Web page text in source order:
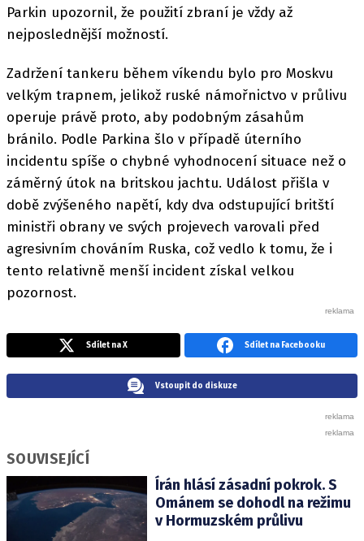
Parkin upozornil, že použití zbraní je vždy až
nejposlednější možností.
Zadržení tankeru během víkendu bylo pro Moskvu
velkým trapnem, jelikož ruské námořnictvo v průlivu
operuje právě proto, aby podobným zásahům
bránilo. Podle Parkina šlo v případě úterního
incidentu spíše o chybné vyhodnocení situace než o
záměrný útok na britskou jachtu. Událost přišla v
době zvýšeného napětí, kdy dva odstupující britští
ministři obrany ve svých projevech varovali před
agresivním chováním Ruska, což vedlo k tomu, že i
tento relativně menší incident získal velkou
pozornost.
Sdílet na X Sdílet na Facebooku
Vstoupit do diskuze
SOUVISEJÍCÍ
Írán hlásí zásadní pokrok. S
Ománem se dohodl na režimu
v Hormuzském průlivu